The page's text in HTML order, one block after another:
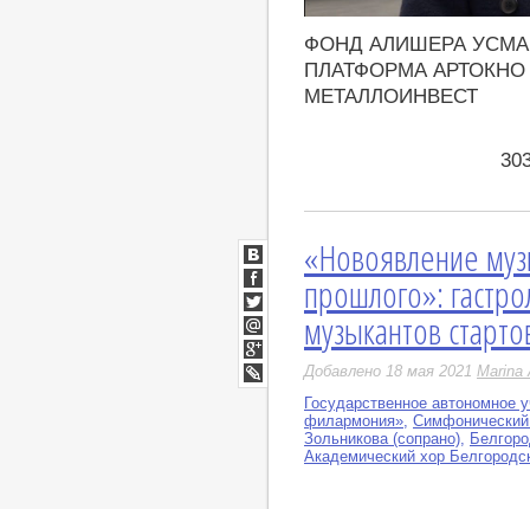
ФОНД АЛИШЕРА
ПЛАТФОРМА АРТОКНО
МЕТАЛЛОИНВЕСТ
«Новоявление
прошлого»:
музыкантов
Добавлено 18 мая 2021 Marina
Государственное автономное
филармония»
Зольникова (сопрано)
Академический хор
ВКонтакте
Facebook
Twitter
Мой
Мир
Google+
LiveJournal